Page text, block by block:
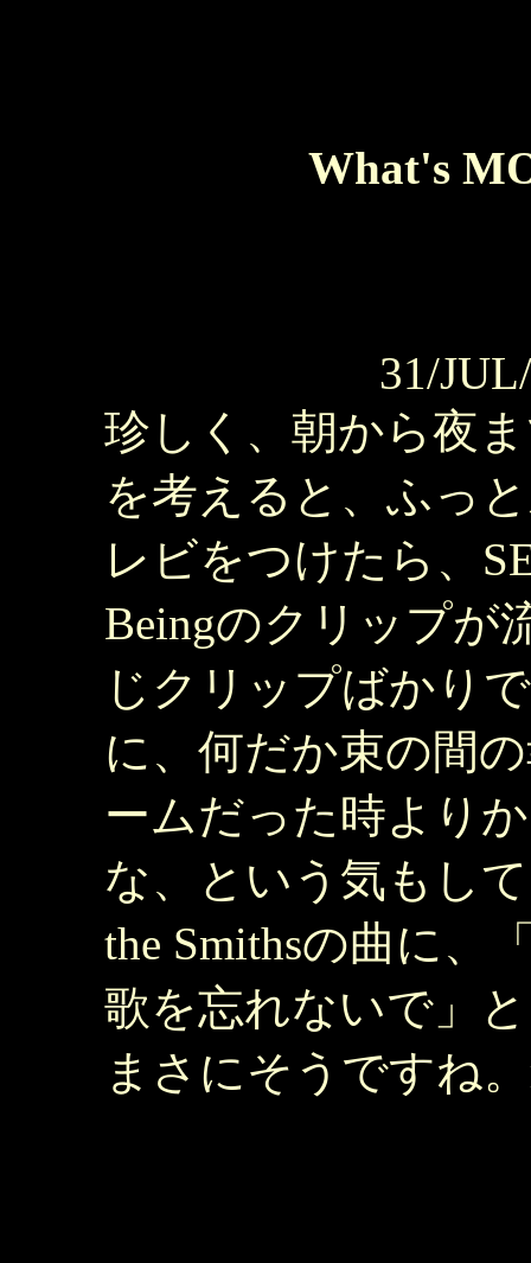
What's
31/
珍しく、朝から夜
を考えると、ふっ
レビをつけたら、
Beingのクリップが
じクリップばかり
に、何だか束の間
ームだった時より
な、という気もし
the Smithsの曲に、
歌を忘れないで」
まさにそうですね